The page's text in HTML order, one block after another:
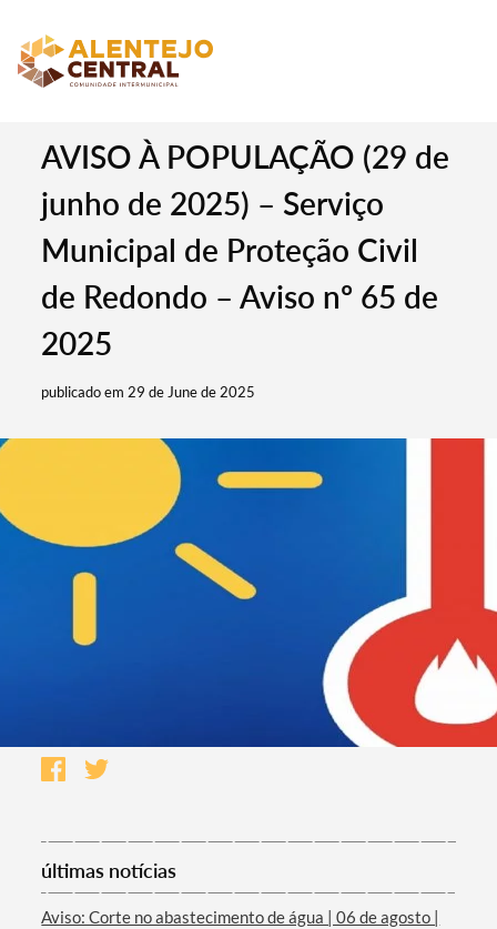
AVISO À POPULAÇÃO (29 de
junho de 2025) – Serviço
Municipal de Proteção Civil
de Redondo – Aviso nº 65 de
2025
publicado em 29 de June de 2025
últimas notícias
Aviso: Corte no abastecimento de água | 06 de agosto |